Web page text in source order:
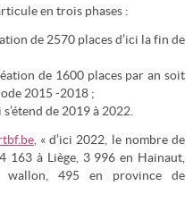
en trois phases :
de 2570 places d’ici la fin de
de 1600 places par an soit
2015 -2018 ;
de 2019 à 2022.
, « d’ici 2022, le nombre de
163 à Liège, 3 996 en Hainaut,
495 en province de